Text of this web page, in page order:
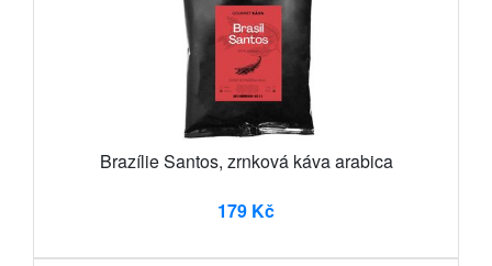
Brazílie Santos, zrnková káva arabica
179 Kč